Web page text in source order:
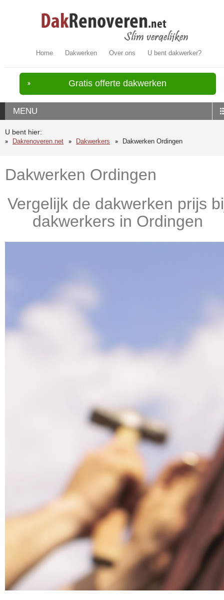
Home Dakwerken Over ons U bent dakwerker?
Gratis offerte dakwerken
MENU
U bent hier:
Dakrenoveren.net
Dakwerkers Dakwerken Ordingen
Dakwerken Ordingen
Vergelijk de dakwerken prijs
dakwerkers in Ordingen